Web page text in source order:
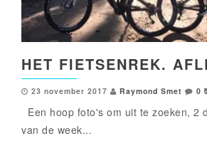
HET FIETSENREK.
23 november 2017 Raymond Smet 0
Een hoop foto's om uit te zoeken, 2
van de week...